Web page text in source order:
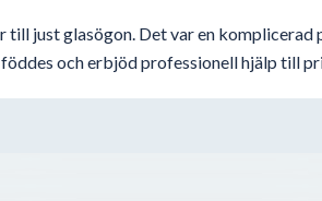
just glasögon. Det var en komplicerad
och erbjöd professionell hjälp till